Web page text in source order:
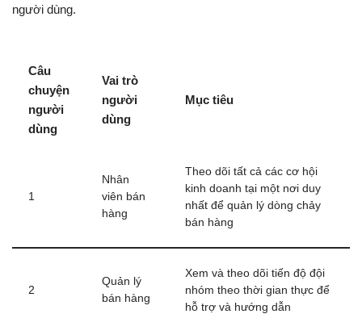
người dùng.
Câu
chuyện
người
dùng
Vai trò
người
dùng
Mục tiêu
1
Nhân
viên bán
hàng
Theo dõi tất cả các cơ hội
kinh doanh tại một nơi duy
nhất để quản lý dòng chảy
bán hàng
2
Quản lý
bán hàng
Xem và theo dõi tiến độ đội
nhóm theo thời gian thực để
hỗ trợ và hướng dẫn